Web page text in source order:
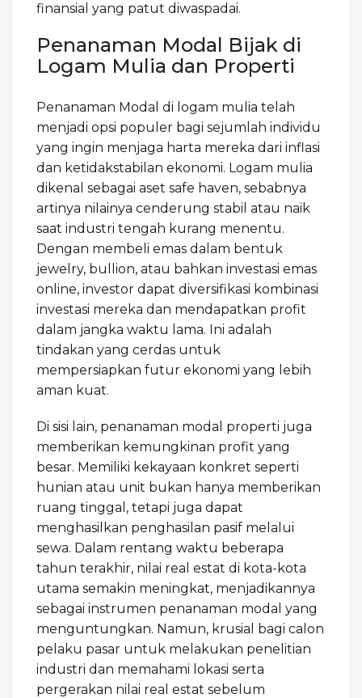
finansial yang patut diwaspadai.
Penanaman Modal Bijak di
Logam Mulia dan Properti
Penanaman Modal di logam mulia telah
menjadi opsi populer bagi sejumlah individu
yang ingin menjaga harta mereka dari inflasi
dan ketidakstabilan ekonomi. Logam mulia
dikenal sebagai aset safe haven, sebabnya
artinya nilainya cenderung stabil atau naik
saat industri tengah kurang menentu.
Dengan membeli emas dalam bentuk
jewelry, bullion, atau bahkan investasi emas
online, investor dapat diversifikasi kombinasi
investasi mereka dan mendapatkan profit
dalam jangka waktu lama. Ini adalah
tindakan yang cerdas untuk
mempersiapkan futur ekonomi yang lebih
aman kuat.
Di sisi lain, penanaman modal properti juga
memberikan kemungkinan profit yang
besar. Memiliki kekayaan konkret seperti
hunian atau unit bukan hanya memberikan
ruang tinggal, tetapi juga dapat
menghasilkan penghasilan pasif melalui
sewa. Dalam rentang waktu beberapa
tahun terakhir, nilai real estat di kota-kota
utama semakin meningkat, menjadikannya
sebagai instrumen penanaman modal yang
menguntungkan. Namun, krusial bagi calon
pelaku pasar untuk melakukan penelitian
industri dan memahami lokasi serta
pergerakan nilai real estat sebelum